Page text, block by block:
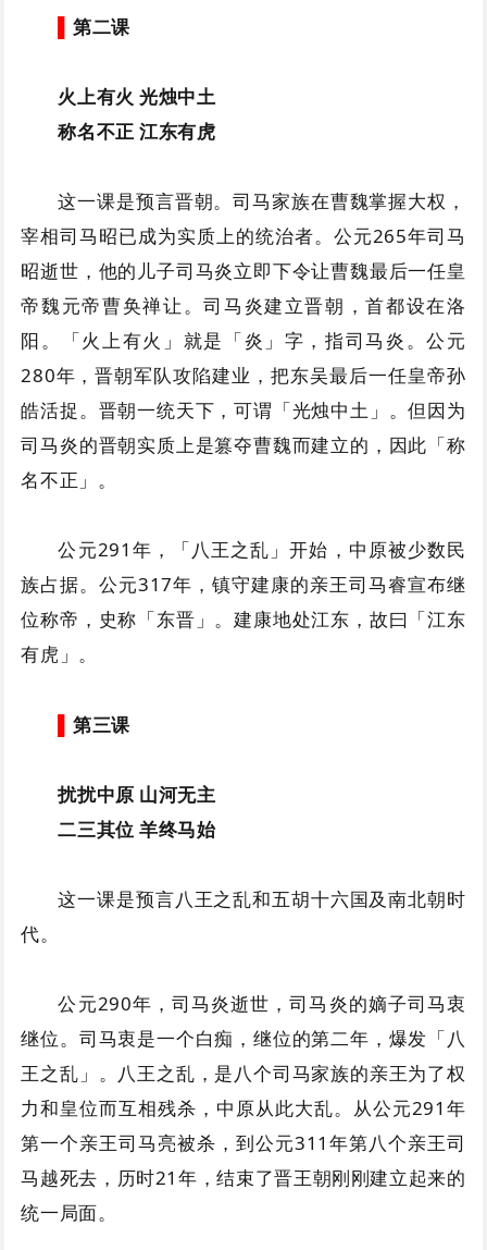
▌第二课
火上有火 光烛中土
称名不正 江东有虎
这一课是预言晋朝。司马家族在曹魏掌握大权，
宰相司马昭已成为实质上的统治者。公元265年司马
昭逝世，他的儿子司马炎立即下令让曹魏最后一任皇
帝魏元帝曹奂禅让。司马炎建立晋朝，首都设在洛
阳。「火上有火」就是「炎」字，指司马炎。公元
280年，晋朝军队攻陷建业，把东吴最后一任皇帝孙
皓活捉。晋朝一统天下，可谓「光烛中土」。但因为
司马炎的晋朝实质上是篡夺曹魏而建立的，因此「称
名不正」。
公元291年，「八王之乱」开始，中原被少数民
族占据。公元317年，镇守建康的亲王司马睿宣布继
位称帝，史称「东晋」。建康地处江东，故曰「江东
有虎」。
▌第三课
扰扰中原 山河无主
二三其位 羊终马始
这一课是预言八王之乱和五胡十六国及南北朝时
代。
公元290年，司马炎逝世，司马炎的嫡子司马衷
继位。司马衷是一个白痴，继位的第二年，爆发「八
王之乱」。八王之乱，是八个司马家族的亲王为了权
力和皇位而互相残杀，中原从此大乱。从公元291年
第一个亲王司马亮被杀，到公元311年第八个亲王司
马越死去，历时21年，结束了晋王朝刚刚建立起来的
统一局面。